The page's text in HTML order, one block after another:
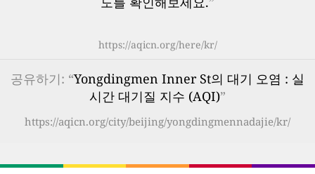
https://aqicn.org/here/kr/
공유하기: “Yongdingmen Inner St의 대기 오염 : 실
시간 대기질 지수 (AQI)”
https://aqicn.org/city/beijing/yongdingmennadajie/kr/